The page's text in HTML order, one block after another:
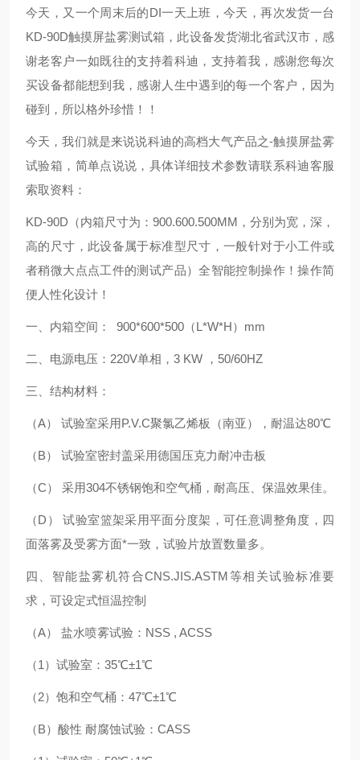
今天，又一个周末后的DI一天上班，今天，再次发货一台
KD-90D触摸屏盐雾测试箱，此设备发货湖北省武汉市，感
谢老客户一如既往的支持着科迪，支持着我，感谢您每次
买设备都能想到我，感谢人生中遇到的每一个客户，因为
碰到，所以格外珍惜！！
今天，我们就是来说说科迪的高档大气产品之-触摸屏盐雾
试验箱，简单点说说，具体详细技术参数请联系科迪客服
索取资料：
KD-90D（内箱尺寸为：900.600.500MM，分别为宽，深，
高的尺寸，此设备属于标准型尺寸，一般针对于小工件或
者稍微大点点工件的测试产品）全智能控制操作！操作简
便人性化设计！
一、内箱空间： 900*600*500（L*W*H）mm
二、电源电压：220V单相，3 KW ，50/60HZ
三、结构材料：
（A） 试验室采用P.V.C聚氯乙烯板（南亚），耐温达80℃
（B） 试验室密封盖采用德国压克力耐冲击板
（C） 采用304不锈钢饱和空气桶，耐高压、保温效果佳。
（D） 试验室篮架采用平面分度架，可任意调整角度，四
面落雾及受雾方面*一致，试验片放置数量多。
四、智能盐雾机符合CNS.JIS.ASTM等相关试验标准要
求，可设定式恒温控制
（A） 盐水喷雾试验：NSS , ACSS
（1）试验室：35℃±1℃
（2）饱和空气桶：47℃±1℃
（B）酸性 耐腐蚀试验：CASS